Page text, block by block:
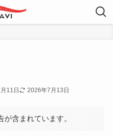
11日 2026年7月13日
含まれています。